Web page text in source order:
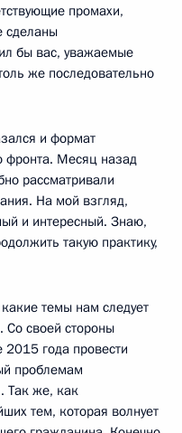
промахи,
сделаны
бы вас, уважаемые
же последовательно
и формат
фронта. Месяц назад
рассматривали
На мой взгляд,
и интересный. Знаю,
такую практику,
темы нам следует
Со своей стороны
года провести
проблемам
Так же, как
тем, которая волнует